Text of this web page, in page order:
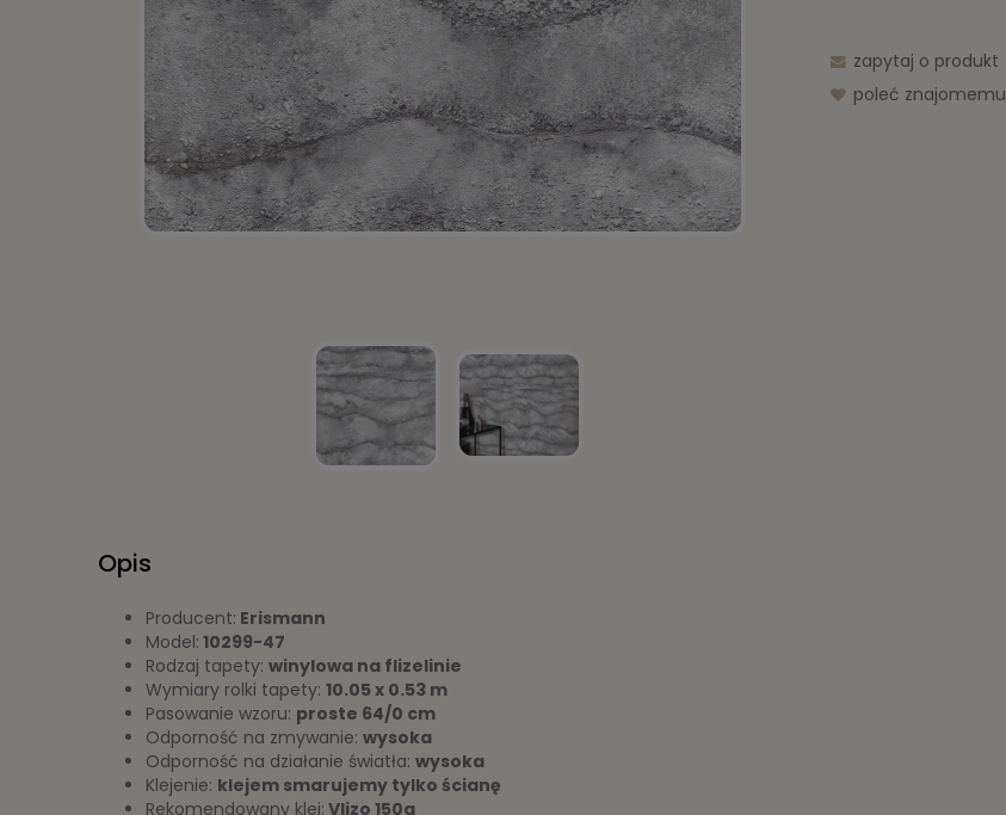
zapytaj o produkt
poleć znajomemu
Opis
Producent: Erismann
Model: 10299-47
Rodzaj tapety: winylowa na flizelinie
Wymiary rolki tapety: 10.05 x 0.53 m
Pasowanie wzoru: proste 64/0 cm
Odporność na zmywanie: wysoka
Odporność na działanie światła: wysoka
Klejenie: klejem smarujemy tylko ścianę
Rekomendowany klej: Vlizo 150g